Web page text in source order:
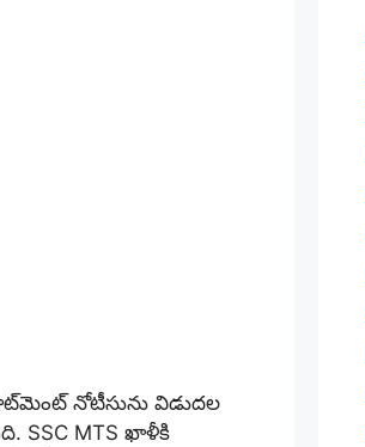
నోటీసును విడుదల
SSC MTS ఖాళీకి